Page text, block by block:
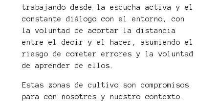
trabajando desde la escucha activa y el
constante diálogo con el entorno, con
la voluntad de acortar la distancia
entre el decir y el hacer, asumiendo el
riesgo de cometer errores y la voluntad
de aprender de ellos.
Estas zonas de cultivo son compromisos
para con nosotres y nuestro contexto.